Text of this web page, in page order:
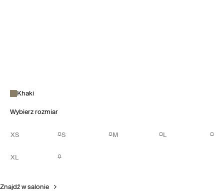
Khaki
Wybierz rozmiar
XS S M L
XL
Znajdź w salonie